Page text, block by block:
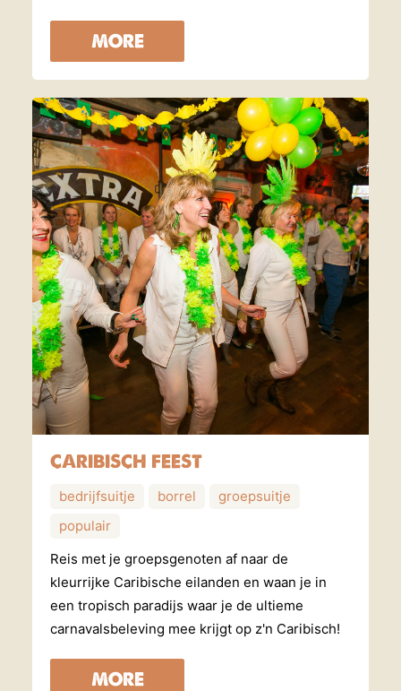
MORE
CARIBISCH FEEST
bedrijfsuitje borrel
groepsuitje
populair
Reis met je groepsgenoten af naar de
kleurrijke Caribische eilanden en waan je in
een tropisch paradijs waar je de ultieme
carnavalsbeleving mee krijgt op z'n Caribisch!
MORE